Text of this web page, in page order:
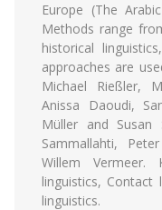
Europe (The
Methods range
historical
approaches are
Michael Rießler,
Anissa Daoudi,
Müller and Susan
Sammallahti,
Willem Vermeer.
linguistics, Contact
linguistics.